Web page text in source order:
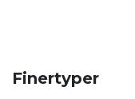
Finertyper